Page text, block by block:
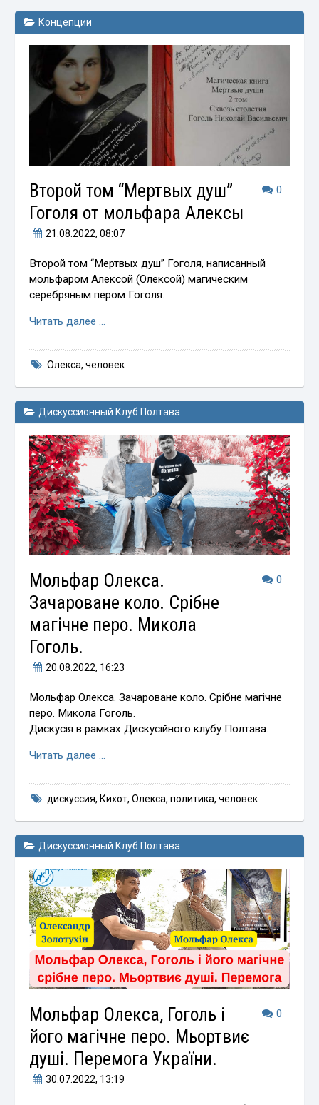
Концепции
0
Второй том “Мертвых душ”
Гоголя от мольфара Алексы
21.08.2022, 08:07
Второй том “Мертвых душ” Гоголя, написанный
мольфаром Алексой (Олексой) магическим
серебряным пером Гоголя.
Читать далее …
Олекса, человек
Дискуссионный Клуб Полтава
0
Мольфар Олекса.
Зачароване коло. Срібне
магічне перо. Микола
Гоголь.
20.08.2022, 16:23
Мольфар Олекса. Зачароване коло. Срібне магічне
перо. Микола Гоголь.
Дискусія в рамках Дискусійного клубу Полтава.
Читать далее …
дискуссия, Кихот, Олекса, политика, человек
Дискуссионный Клуб Полтава
0
Мольфар Олекса, Гоголь і
його магічне перо. Мьортвиє
душі. Перемога України.
30.07.2022, 13:19